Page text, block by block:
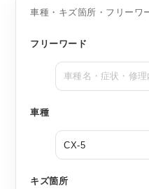
車種・キズ箇所・フリーワ
フリーワード
車種
キズ箇所